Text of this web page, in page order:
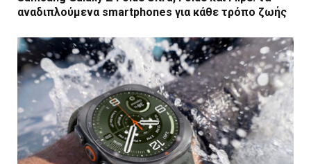
αναδιπλούμενα smartphones για κάθε τρόπο ζωής